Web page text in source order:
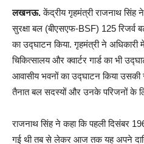
लखनऊ.केंद्रीय गृहमंत्री राजनाथ सिंह
सुरक्षा बल (बीएसएफ-BSF) 125 रिजर्व
का उद्घाटन किया. गृहमंत्री ने
चिकित्सालय और क्वार्टर गार्ड का भी
आवासीय भवनों का उद्घाटन किया उसकी
तैनात बल सदस्यों और उनके परिजनों के
राजनाथ सिंह ने कहा कि पहली दिसंबर
गई थी तब से लेकर आज तक यह अपने